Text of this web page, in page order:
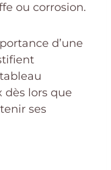
ou corrosion.
d’une
dès lors que
ses